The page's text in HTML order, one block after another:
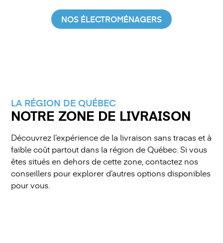
NOS ÉLECTROMÉNAGERS
LA RÉGION DE QUÉBEC
NOTRE ZONE DE LIVRAISON
Découvrez l’expérience de la livraison sans tracas et à
faible coût partout dans la région de Québec. Si vous
êtes situés en dehors de cette zone, contactez nos
conseillers pour explorer d’autres options disponibles
pour vous.